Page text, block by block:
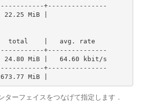
MiB |
ターフェイスをつなげて指定します．